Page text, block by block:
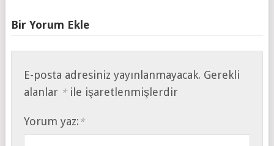
Bir Yorum Ekle
E-posta adresiniz yayınlanmayacak. Gerekli
alanlar *ile işaretlenmişlerdir
Yorum yaz: *